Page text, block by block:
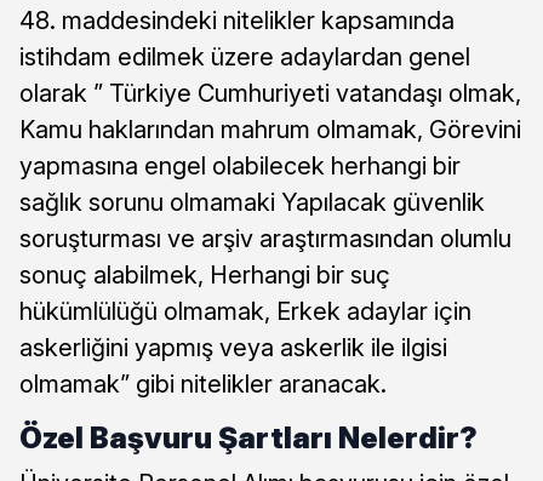
48. maddesindeki nitelikler kapsamında
istihdam edilmek üzere adaylardan genel
olarak ” Türkiye Cumhuriyeti vatandaşı olmak,
Kamu haklarından mahrum olmamak, Görevini
yapmasına engel olabilecek herhangi bir
sağlık sorunu olmamaki Yapılacak güvenlik
soruşturması ve arşiv araştırmasından olumlu
sonuç alabilmek, Herhangi bir suç
hükümlülüğü olmamak, Erkek adaylar için
askerliğini yapmış veya askerlik ile ilgisi
olmamak” gibi nitelikler aranacak.
Özel Başvuru Şartları Nelerdir?